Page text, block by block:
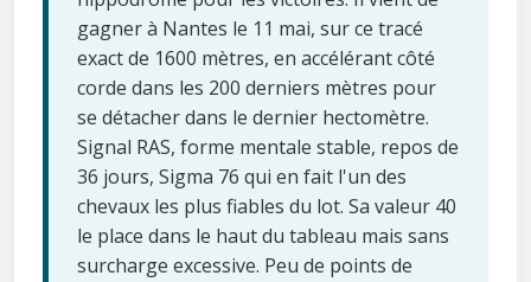
gagner à Nantes le 11 mai, sur ce tracé
exact de 1600 mètres, en accélérant côté
corde dans les 200 derniers mètres pour
se détacher dans le dernier hectomètre.
Signal RAS, forme mentale stable, repos de
36 jours, Sigma 76 qui en fait l'un des
chevaux les plus fiables du lot. Sa valeur 40
le place dans le haut du tableau mais sans
surcharge excessive. Peu de points de